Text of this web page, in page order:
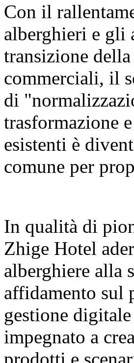
Con il
alberghieri e gli
transizione
commerciali, il
di
trasformazione
esistenti è
comune per
In qualità di
Zhige Hotel
alberghiere alla
affidamento sul
gestione
impegnato a
prodotti e